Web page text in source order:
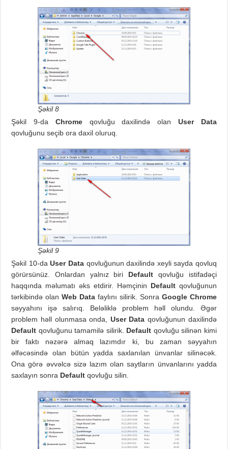
Şəkil 8
Şəkil 9-da Chromeqovluğu daxilində olan User Data
qovluğunu seçib ora daxil oluruq.
Şəkil 9
Şəkil 10-daUser Dataqovluğunun daxilində xeyli sayda qovluq
görürsünüz. Onlardan yalnız biri Default qovluğu istifadəçi
haqqında məlumatı əks etdirir. Həmçinin Defaultqovluğunun
tərkibində olanWeb Data faylını silirik. Sonra Google Chrome
səyyahını işə salırıq. Beləliklə problem həll olundu. Əgər
problem həll olunmasa onda, User Data qovluğunun daxilində
Default qovluğunu tamamilə silirik. Default qovluğu silinən kimi
bir faktı nəzərə almaq lazımdır ki, bu zaman səyyahın
əlfəcəsində olan bütün yadda saxlanılan ünvanlar silinəcək.
Ona görə əvvəlcə sizə lazım olan saytların ünvanlarını yadda
saxlayın sonra Defaultqovluğu silin.